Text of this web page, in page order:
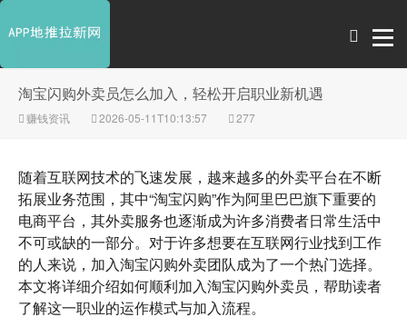
淘宝闪购外卖员怎么加入，轻松开启职业新机遇
赚钱资讯 2026-05-11T10:13:57 277
随着互联网技术的飞速发展，越来越多的外卖平台在不断
拓展业务范围，其中“淘宝闪购”作为阿里巴巴旗下重要的
电商平台，其外卖服务也逐渐成为许多消费者日常生活中
不可或缺的一部分。对于许多想要在互联网行业找到工作
的人来说，加入淘宝闪购外卖团队成为了一个热门选择。
本文将详细介绍如何顺利加入淘宝闪购外卖员，帮助读者
了解这一职业的运作模式与加入流程。